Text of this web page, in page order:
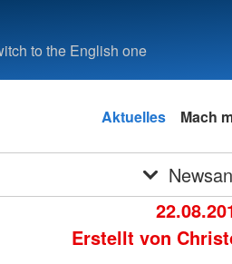
to the English one
Aktuelles Mach
Erstellt von